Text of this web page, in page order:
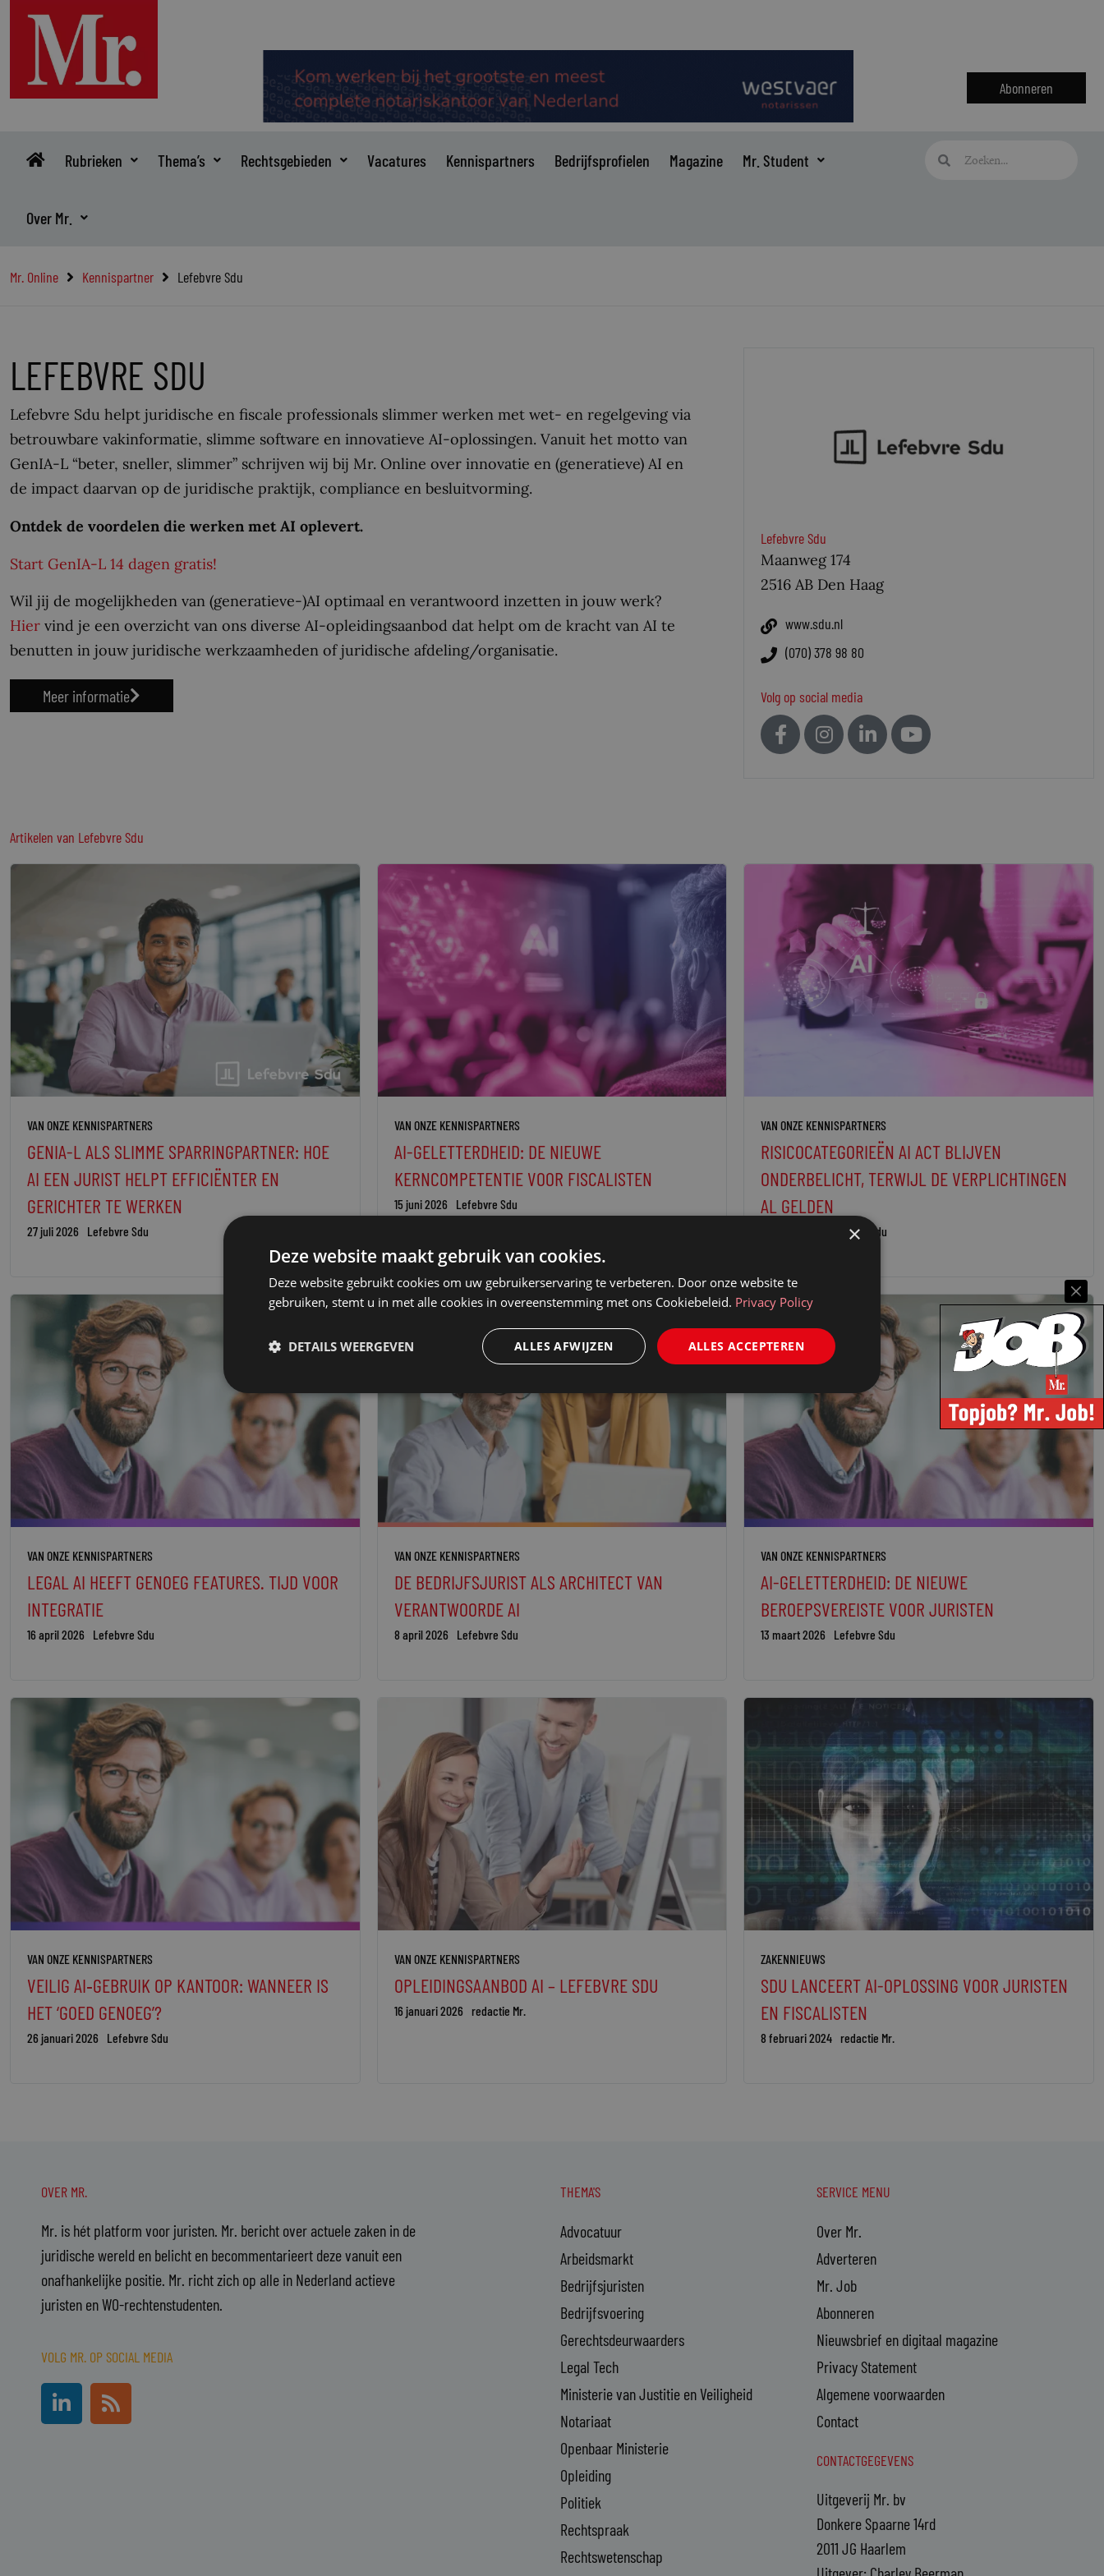
inhoud
Abonneren
Rubrieken Thema’s Rechtsgebieden Vacatures Kennispartners Bedrijfsprofielen Magazine Mr. Student
Over Mr.
Zoeken
Mr. Online Kennispartner Lefebvre Sdu
LEFEBVRE SDU
Lefebvre Sdu helpt juridische en fiscale professionals slimmer werken met wet- en regelgeving via
betrouwbare vakinformatie, slimme software en innovatieve AI-oplossingen. Vanuit het motto van
GenIA-L “beter, sneller, slimmer” schrijven wij bij Mr. Online over innovatie en (generatieve) AI en
de impact daarvan op de juridische praktijk, compliance en besluitvorming.
Ontdek de voordelen die werken met AI oplevert.
Start GenIA-L 14 dagen gratis!
Wil jij de mogelijkheden van (generatieve-)AI optimaal en verantwoord inzetten in jouw werk?
Hier vind je een overzicht van ons diverse AI-opleidingsaanbod dat helpt om de kracht van AI te
benutten in jouw juridische werkzaamheden of juridische afdeling/organisatie.
Meer informatie
Lefebvre Sdu
Maanweg 174
2516 AB Den Haag
www.sdu.nl
(070) 378 98 80
Volg op social media
Artikelen van Lefebvre Sdu
VAN ONZE KENNISPARTNERS
GENIA-L ALS SLIMME SPARRINGPARTNER: HOE
AI EEN JURIST HELPT EFFICIËNTER EN
GERICHTER TE WERKEN
27 juli 2026 Lefebvre Sdu
VAN ONZE KENNISPARTNERS
AI-GELETTERDHEID: DE NIEUWE
KERNCOMPETENTIE VOOR FISCALISTEN
15 juni 2026 Lefebvre Sdu
VAN ONZE KENNISPARTNERS
RISICOCATEGORIEËN AI ACT BLIJVEN
ONDERBELICHT, TERWIJL DE VERPLICHTINGEN
AL GELDEN
Lefebvre Sdu
VAN ONZE KENNISPARTNERS
LEGAL AI HEEFT GENOEG FEATURES. TIJD VOOR
INTEGRATIE
16 april 2026 Lefebvre Sdu
VAN ONZE KENNISPARTNERS
DE BEDRIJFSJURIST ALS ARCHITECT VAN
VERANTWOORDE AI
8 april 2026 Lefebvre Sdu
VAN ONZE KENNISPARTNERS
AI-GELETTERDHEID: DE NIEUWE
BEROEPSVEREISTE VOOR JURISTEN
13 maart 2026 Lefebvre Sdu
VAN ONZE KENNISPARTNERS
VEILIG AI‑GEBRUIK OP KANTOOR: WANNEER IS
HET ‘GOED GENOEG’?
26 januari 2026 Lefebvre Sdu
VAN ONZE KENNISPARTNERS
OPLEIDINGSAANBOD AI – LEFEBVRE SDU
16 januari 2026 redactie Mr.
ZAKENNIEUWS
SDU LANCEERT AI-OPLOSSING VOOR JURISTEN
EN FISCALISTEN
8 februari 2024 redactie Mr.
OVER MR.
Mr. is hét platform voor juristen. Mr. bericht over actuele zaken in de
juridische wereld en belicht en becommentarieert deze vanuit een
onafhankelijke positie. Mr. richt zich op alle in Nederland actieve
juristen en WO-rechtenstudenten.
VOLG MR. OP SOCIAL MEDIA
L
i
n
R
s
s
THEMA'S
Advocatuur
Arbeidsmarkt
Bedrijfsjuristen
Bedrijfsvoering
Gerechtsdeurwaarders
Legal Tech
Ministerie van Justitie en Veiligheid
Notariaat
Openbaar Ministerie
Opleiding
Politiek
Rechtspraak
Rechtswetenschap
SERVICE MENU
Over Mr.
Adverteren
Mr. Job
Abonneren
Nieuwsbrief en digitaal magazine
Privacy Statement
Algemene voorwaarden
Contact
CONTACTGEGEVENS
Uitgeverij Mr. bv
Donkere Spaarne 14rd
2011 JG Haarlem
×
Deze website maakt gebruik van cookies.
Deze website gebruikt cookies om uw gebruikerservaring te verbeteren. Door onze website te
gebruiken, stemt u in met alle cookies in overeenstemming met ons Cookiebeleid. Privacy Policy
ALLES ACCEPTEREN
ALLES AFWIJZEN
DETAILS WEERGEVEN